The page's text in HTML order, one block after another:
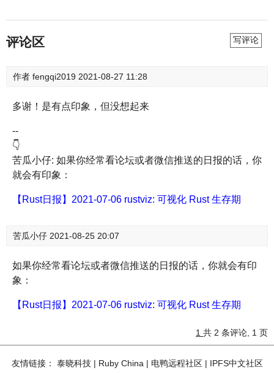
评论区 写评论
作者 fengqi2019 2021-08-27 11:28
多谢！是有点印象，但没想起来
--
👇
苦瓜小仔: 如果你经常看论坛或者微信推送的日报的话，你
就会有印象：
【Rust日报】2021-07-06 rustviz: 可视化 Rust 生存期
苦瓜小仔 2021-08-25 20:07
如果你经常看论坛或者微信推送的日报的话，你就会有印
象：
【Rust日报】2021-07-06 rustviz: 可视化 Rust 生存期
1 共 2 条评论, 1 页
友情链接： 泰晓科技| Ruby China | 电鸭远程社区| IPFS中文社区